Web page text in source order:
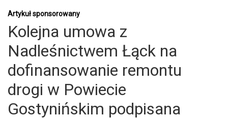
Artykuł sponsorowany
Kolejna umowa z
Nadleśnictwem Łąck na
dofinansowanie remontu
drogi w Powiecie
Gostynińskim podpisana